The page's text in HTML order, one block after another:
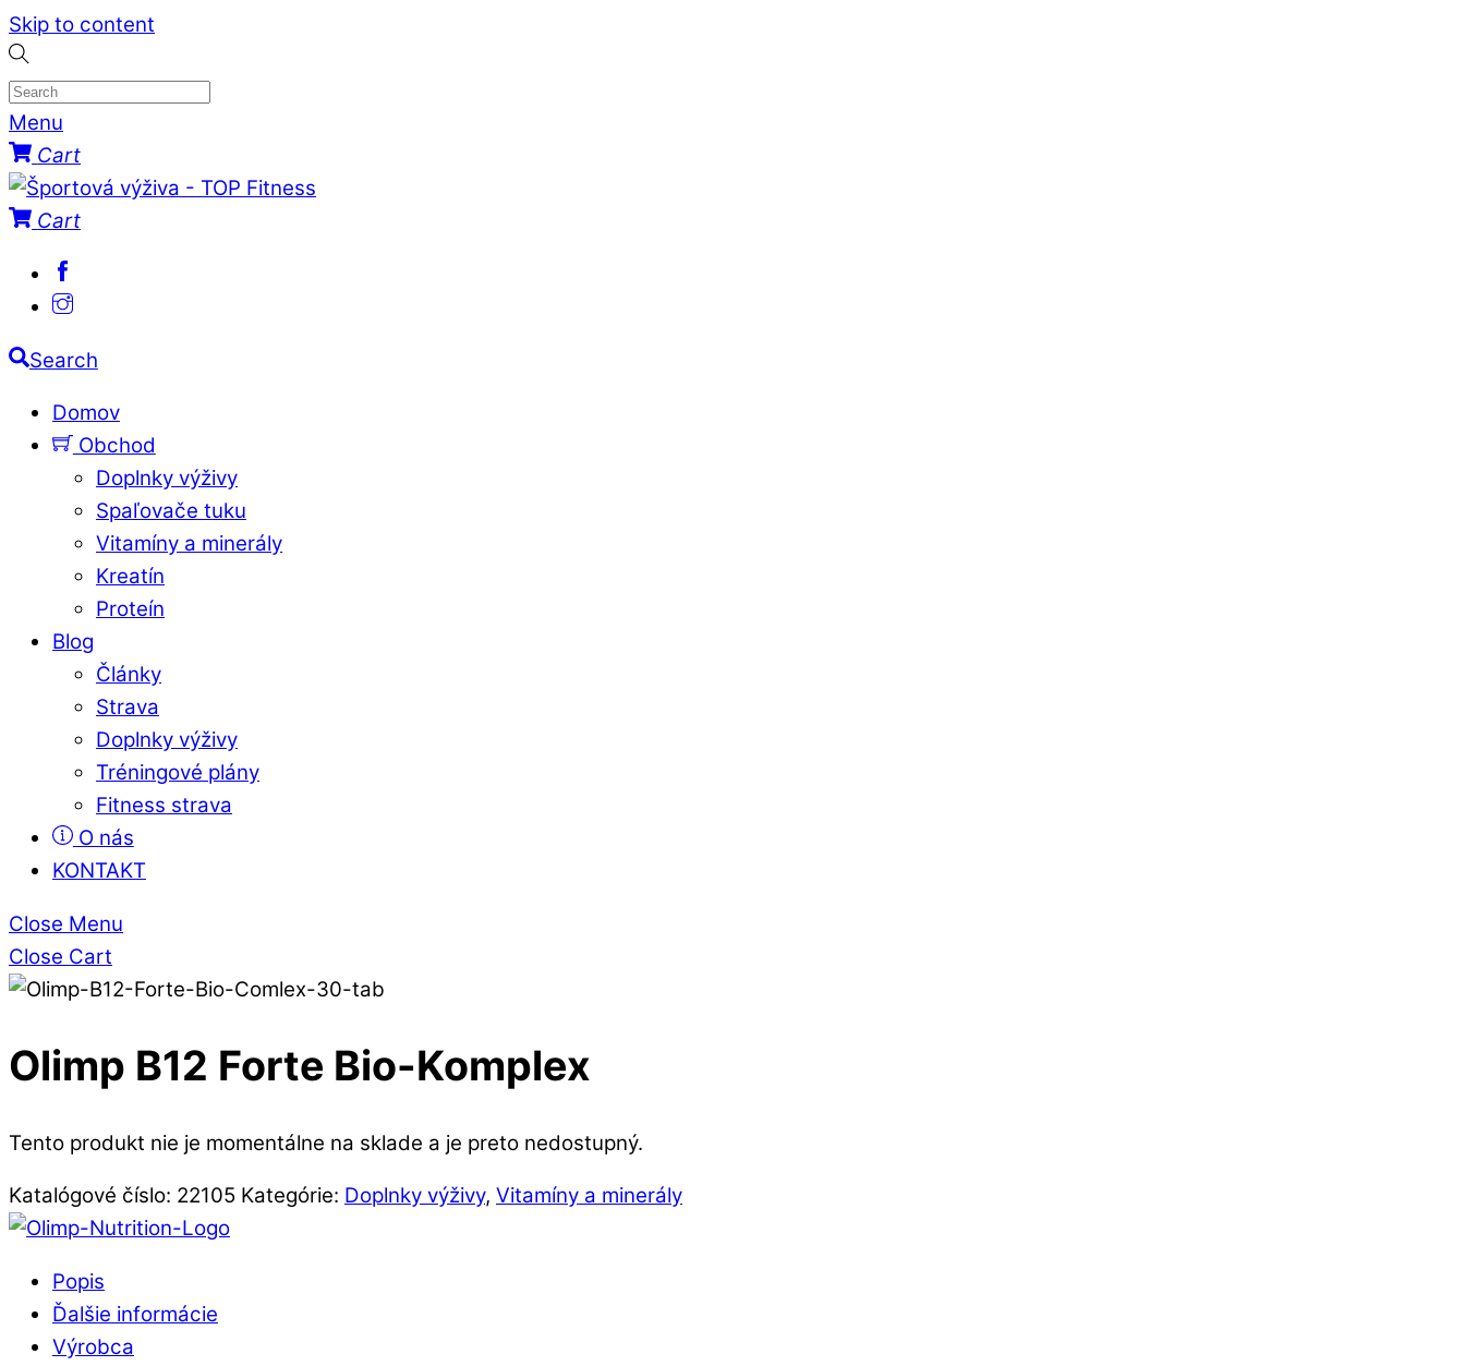
Skip to content
Menu
Cart
Cart
Search
Domov
Obchod
Doplnky výživy
Spaľovače tuku
Vitamíny a minerály
Kreatín
Proteín
Blog
Články
Strava
Doplnky výživy
Tréningové plány
Fitness strava
O nás
KONTAKT
Close Menu
Close Cart
Olimp B12 Forte Bio-Komplex
Tento produkt nie je momentálne na sklade a je preto nedostupný.
Katalógové číslo: 22105 Kategórie: Doplnky výživy, Vitamíny a minerály
Popis
Ďalšie informácie
Výrobca